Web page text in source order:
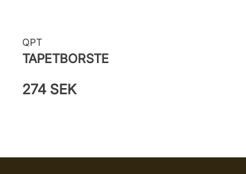
QPT
TAPETBORSTE
274 SEK